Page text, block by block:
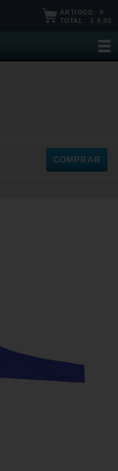
ARTIGOS: 0
TOTAL: € 0,00
COMPRAR